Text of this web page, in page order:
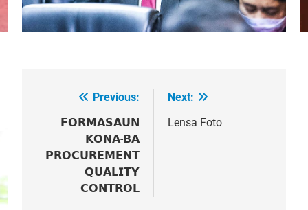
navigation
Previous:
𝗙𝗢𝗥𝗠𝗔𝗦𝗔𝗨𝗡
𝗞𝗢𝗡𝗔-𝗕𝗔
𝗣𝗥𝗢𝗖𝗨𝗥𝗘𝗠𝗘𝗡𝗧
𝗤𝗨𝗔𝗟𝗜𝗧𝗬
𝗖𝗢𝗡𝗧𝗥𝗢𝗟
Next:
Lensa Foto